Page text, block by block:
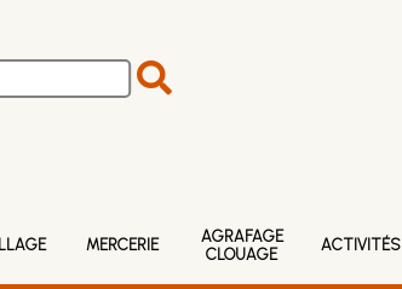
MERCERIE
AGRAFAGE
CLOUAGE
ACTIVITÉS